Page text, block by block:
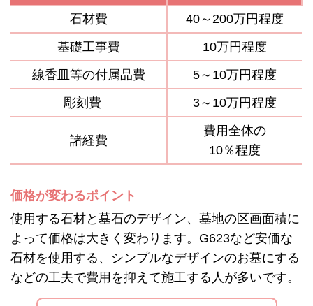
石材費
40～200万円程度
基礎工事費
10万円程度
線香皿等の付属品費
5～10万円程度
彫刻費
3～10万円程度
諸経費
費用全体の
10％程度
価格が変わるポイント
使用する石材と墓石のデザイン、墓地の区画面積に
よって価格は大きく変わります。G623など安価な
石材を使用する、シンプルなデザインのお墓にする
などの工夫で費用を抑えて施工する人が多いです。